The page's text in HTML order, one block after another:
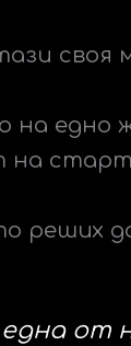
своя
на едно
реших
от